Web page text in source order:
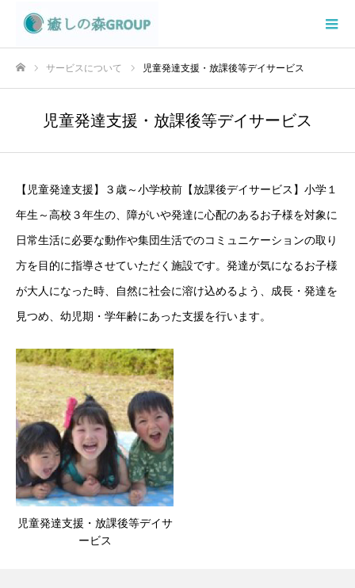
サービスについて 児童発達支援・放課後等デイサービス
児童発達支援・放課後等デイサービス
【児童発達支援】３歳～小学校前【放課後デイサービス】小学１
年生～高校３年生の、障がいや発達に心配のあるお子様を対象に
日常生活に必要な動作や集団生活でのコミュニケーションの取り
方を目的に指導させていただく施設です。発達が気になるお子様
が大人になった時、自然に社会に溶け込めるよう、成長・発達を
見つめ、幼児期・学年齢にあった支援を行います。
児童発達支援・放課後等デイサ
ービス